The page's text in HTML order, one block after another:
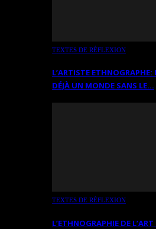
TEXTES DE RÉFLEXION
L’ARTISTE
DÉJÀ UN MONDE SANS LE…
TEXTES DE RÉFLEXION
L’ETHNOGRAPHIE DE